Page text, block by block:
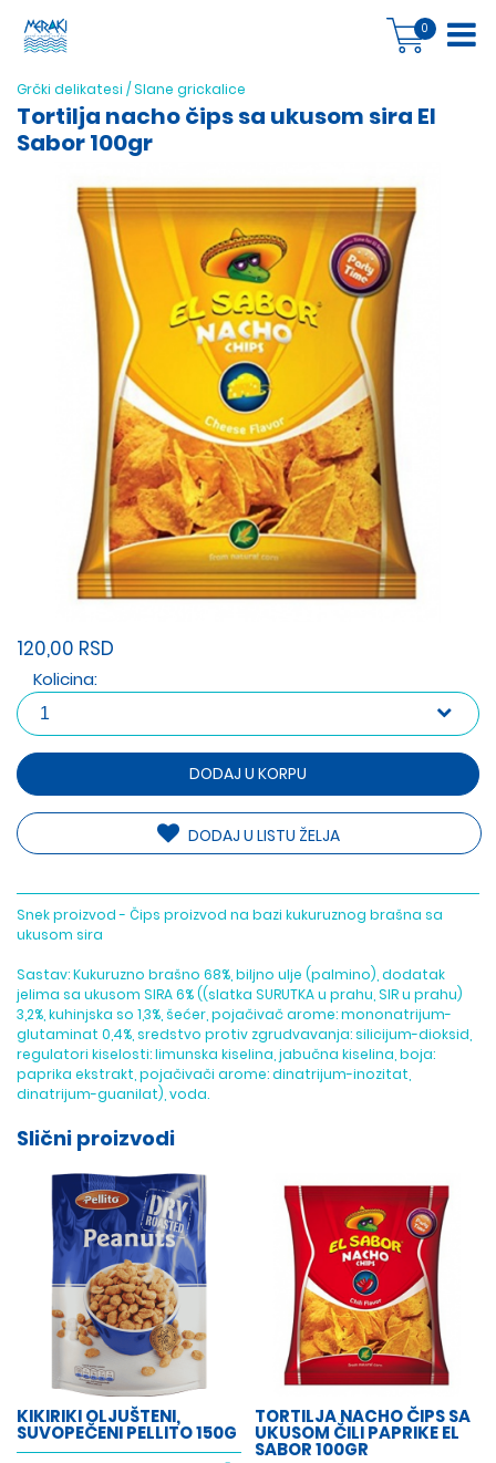
0
Grčki delikatesi /Slane grickalice
Tortilja nacho čips sa ukusom sira El
Sabor 100gr
120,00 RSD
Kolicina:
DODAJ U KORPU
DODAJ U LISTU ŽELJA
Snek proizvod - Čips proizvod na bazi kukuruznog brašna sa
ukusom sira
Sastav: Kukuruzno brašno 68%, biljno ulje (palmino), dodatak
jelima sa ukusom SIRA 6% ((slatka SURUTKA u prahu, SIR u prahu)
3,2%, kuhinjska so 1,3%, šećer, pojačivač arome: mononatrijum-
glutaminat 0,4%, sredstvo protiv zgrudvavanja: silicijum-dioksid,
regulatori kiselosti: limunska kiselina, jabučna kiselina, boja:
paprika ekstrakt, pojačivači arome: dinatrijum-inozitat,
dinatrijum-guanilat), voda.
Slični proizvodi
KIKIRIKI OLJUŠTENI,
SUVOPEČENI PELLITO 150G
TORTILJA NACHO ČIPS SA
UKUSOM ČILI PAPRIKE EL
SABOR 100GR